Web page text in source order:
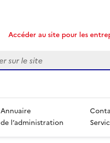
Accéder au site pour les
Annuaire
de l’administration